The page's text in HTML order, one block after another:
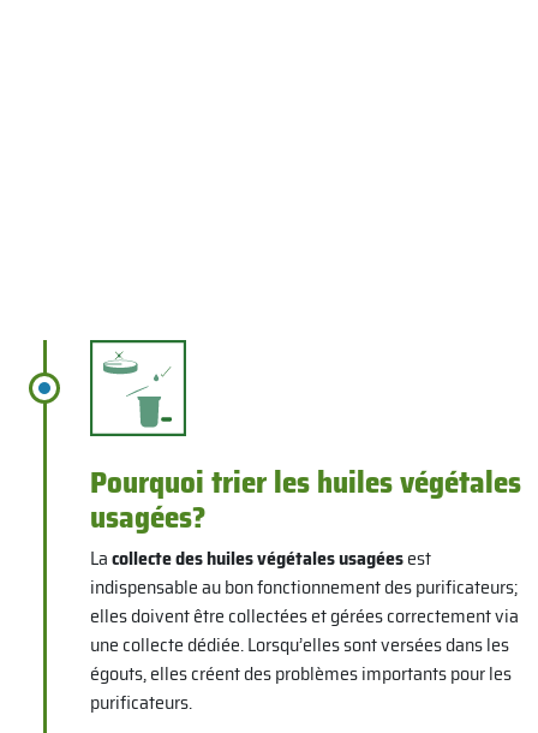
Pourquoi trier les huiles végétales
usagées?
Lacollecte des huiles végétales usagéesest
indispensable au bon fonctionnement des purificateurs;
elles doivent être collectées et gérées correctement via
une collecte dédiée. Lorsqu’elles sont versées dans les
égouts, elles créent des problèmes importants pour les
purificateurs.